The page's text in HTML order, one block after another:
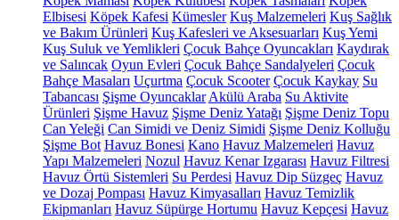
Elbisesi Köpek Kafesi Kümesler Kuş Malzemeleri Kuş Sağlık
ve Bakım Ürünleri Kuş Kafesleri ve Aksesuarları Kuş Yemi
Kuş Suluk ve Yemlikleri Çocuk Bahçe Oyuncakları Kaydırak
ve Salıncak Oyun Evleri Çocuk Bahçe Sandalyeleri Çocuk
Bahçe Masaları Uçurtma Çocuk Scooter Çocuk Kaykay Su
Tabancası Şişme Oyuncaklar Akülü Araba Su Aktivite
Ürünleri Şişme Havuz Şişme Deniz Yatağı Şişme Deniz Topu
Can Yeleği Can Simidi ve Deniz Simidi Şişme Deniz Kolluğu
Şişme Bot Havuz Bonesi Kano Havuz Malzemeleri Havuz
Yapı Malzemeleri Nozul Havuz Kenar Izgarası Havuz Filtresi
Havuz Örtü Sistemleri Su Perdesi Havuz Dip Süzgeç Havuz
ve Dozaj Pompası Havuz Kimyasalları Havuz Temizlik
Ekipmanları Havuz Süpürge Hortumu Havuz Kepçesi Havuz